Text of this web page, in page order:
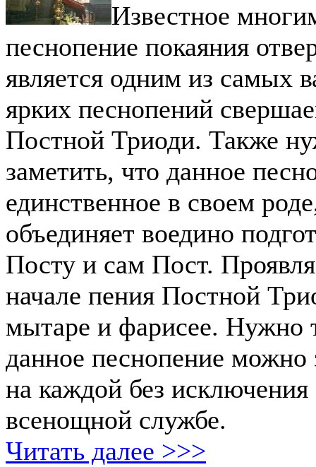
Известное
песнопение покаяния
является одним из самых
ярких песнопений
Постной Триоди. Также
заметить, что данное
единственное в своем
объединяет воедино
Посту и сам Пост.
начале пения Постной
мытаре и фарисее. Нужно
данное песнопение можно
на каждой без
всенощной службе.
Читать далее >>>